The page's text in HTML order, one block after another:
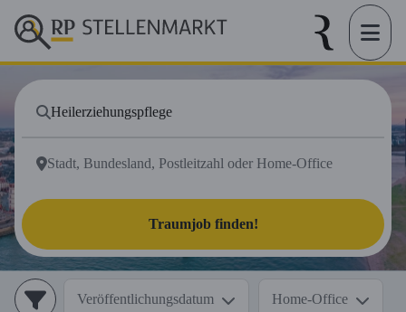
Traumjob finden!
Veröffentlichungsdatum Home-Office